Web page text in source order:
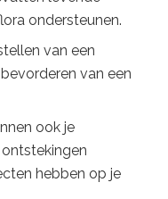
ondersteunen.
van een
van een
ook je
hebben op je